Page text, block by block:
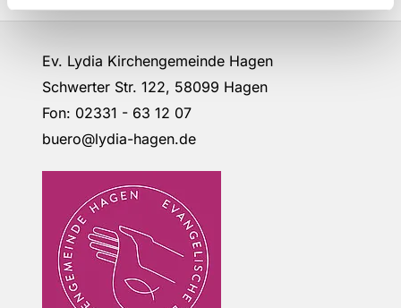
Ev. Lydia Kirchengemeinde Hagen
Schwerter Str. 122, 58099 Hagen
Fon: 02331 - 63 12 07
buero@lydia-hagen.de